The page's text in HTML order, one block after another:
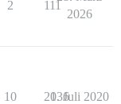
2 111
2026
10 2036
1. Juli 2020